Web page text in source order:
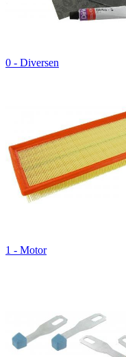
0 - Diversen
1 - Motor